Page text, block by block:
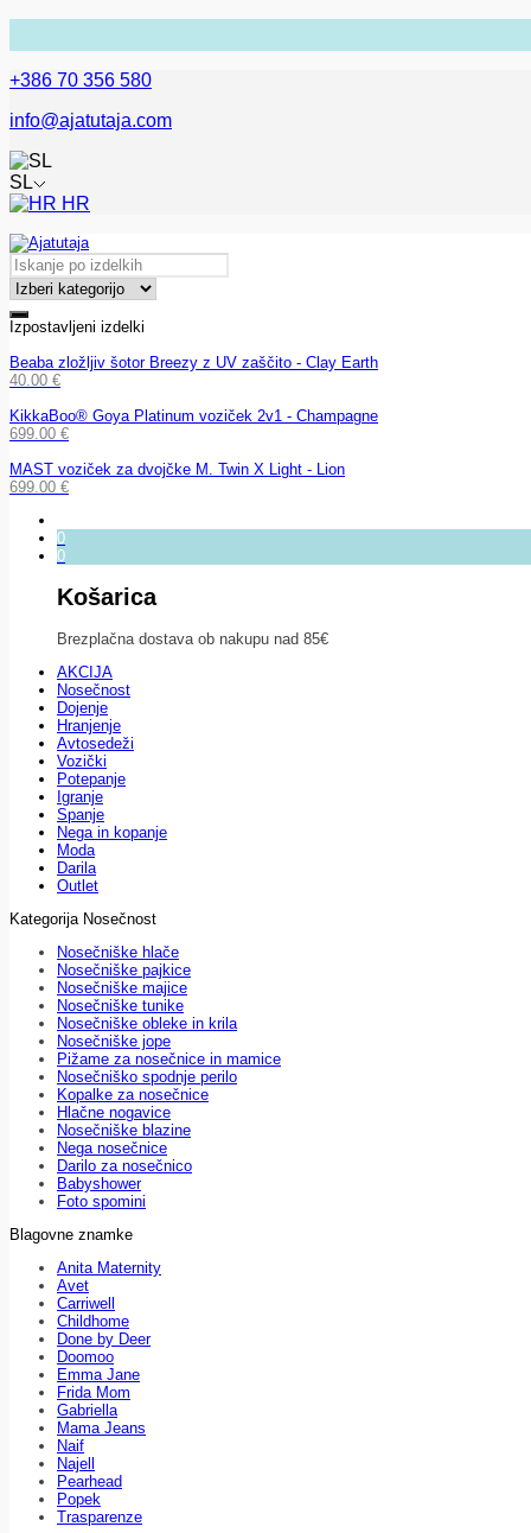
+386 70 356 580
info@ajatutaja.com
SL
HR
Izpostavljeni izdelki
Beaba zložljiv šotor Breezy z UV zaščito - Clay Earth
40.00 €
KikkaBoo® Goya Platinum voziček 2v1 - Champagne
699.00 €
MAST voziček za dvojčke M. Twin X Light - Lion
699.00 €
0
0
Košarica
Brezplačna dostava ob nakupu nad 85€
AKCIJA
Nosečnost
Dojenje
Hranjenje
Avtosedeži
Vozički
Potepanje
Igranje
Spanje
Nega in kopanje
Moda
Darila
Outlet
Kategorija Nosečnost
Nosečniške hlače
Nosečniške pajkice
Nosečniške majice
Nosečniške tunike
Nosečniške obleke in krila
Nosečniške jope
Pižame za nosečnice in mamice
Nosečniško spodnje perilo
Kopalke za nosečnice
Hlačne nogavice
Nosečniške blazine
Nega nosečnice
Darilo za nosečnico
Babyshower
Foto spomini
Blagovne znamke
Anita Maternity
Avet
Carriwell
Childhome
Done by Deer
Doomoo
Emma Jane
Frida Mom
Gabriella
Mama Jeans
Naif
Najell
Pearhead
Popek
Trasparenze